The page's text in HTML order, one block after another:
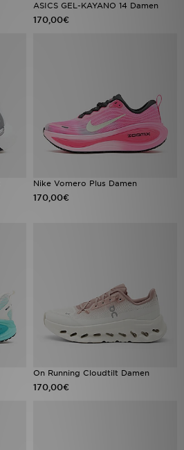
ASICS GEL-KAYANO 14 Damen
170,00€
Nike Vomero Plus Damen
170,00€
On Running Cloudtilt Damen
170,00€